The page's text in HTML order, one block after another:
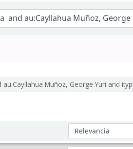
Muñoz, George Yuri and
Ordenar por: